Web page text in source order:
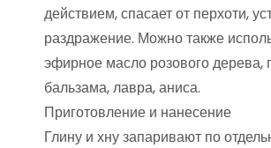
действием, спасает от перхоти,
раздражение. Можно также
эфирное масло розового дерева,
бальзама, лавра, аниса.
Приготовление и нанесение
Глину и хну запаривают по